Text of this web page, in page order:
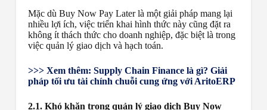
Mặc dù Buy Now Pay Later là một giải pháp mang lại
nhiều lợi ích, việc triển khai hình thức này cũng đặt ra
không ít thách thức cho doanh nghiệp, đặc biệt là trong
việc quản lý giao dịch và hạch toán.
>>> Xem thêm: Supply Chain Finance là gì? Giải
pháp tối ưu tài chính chuỗi cung ứng với AritoERP
2.1. Khó khăn trong quản lý giao dịch Buy Now